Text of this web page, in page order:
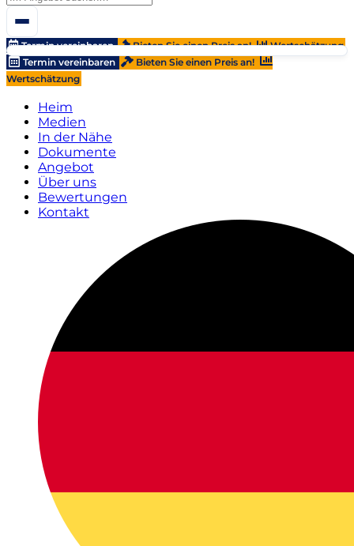
Termin vereinbaren Bieten Sie einen Preis an!
Wertschätzung
Termin vereinbaren
Bieten Sie einen Preis an!
Wertschätzung
Heim
Medien
In der Nähe
Dokumente
Angebot
Über uns
Bewertungen
Kontakt